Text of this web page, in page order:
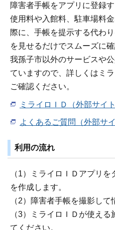
障害者手帳をアプリに登録
使用料や入館料、駐車場料
際に、手帳を提示する代わ
を見せるだけでスムーズに確
我孫子市以外のサービスや
ていますので、詳しくはミ
ご確認ください。
ミライロＩＤ（外部サイト
よくあるご質問（外部サイ
利用の流れ
（1）ミライロＩＤアプリ
を作成します。
（2）障害者手帳を撮影して
（3）ミライロＩＤが使え
てください。